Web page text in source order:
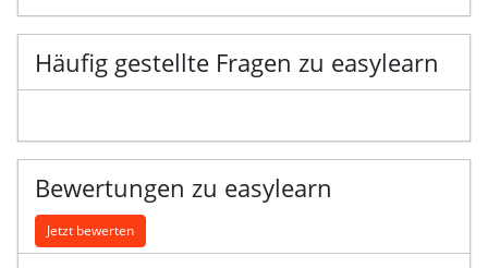
Häufig gestellte Fragen zu easylearn
Bewertungen zu easylearn
Jetzt bewerten